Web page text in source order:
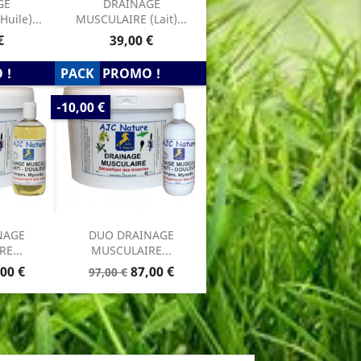
DRAINAGE
MUSCULAIRE (Lait)...
Prix
39,00 €
€
!
DUO DRAINAGE
MUSCULAIRE...
Prix
base
97,00 € Prix
87,00 €
PROMO !
PRIX
DE
BASE
-10,00 €
PACK